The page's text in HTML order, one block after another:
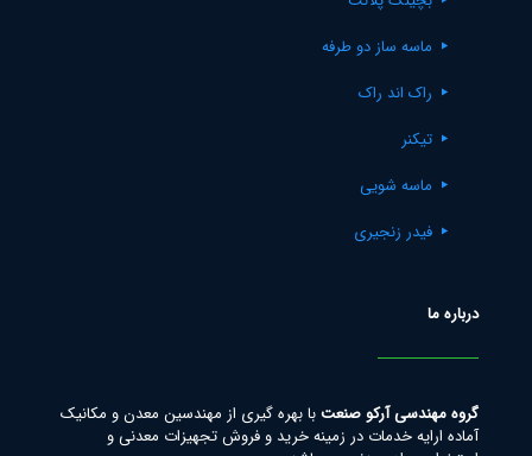
ماسه ساز دو طرفه
راک اند راک
تیکنر
ماسه شویی
فیدر زنجیری
درباره ما
گروه مهندسی آرکو صنعتبا بهره گیری از مهندسین معدن و مکانیک
آماده ارایه خدمات در زمینه خرید و فروش تجهیزات معدنی و